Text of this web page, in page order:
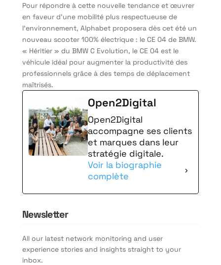
Pour répondre à cette nouvelle tendance et œuvrer
en faveur d’une mobilité plus respectueuse de
l’environnement, Alphabet proposera dès cet été un
nouveau scooter 100% électrique : le CE 04 de BMW.
« Héritier » du BMW C Evolution, le CE 04 est le
véhicule idéal pour augmenter la productivité des
professionnels grâce à des temps de déplacement
maîtrisés.
Open2Digital
Open2Digital
accompagne ses clients
et marques dans leur
stratégie digitale.
Voir la biographie
complète
Newsletter
All our latest network monitoring and user
experience stories and insights straight to your
inbox.